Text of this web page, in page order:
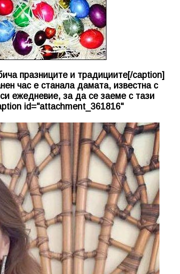
празниците и традициите[/caption]
час е станала дамата, известна с
ежедневие, за да се заеме с тази
id="attachment_361816"